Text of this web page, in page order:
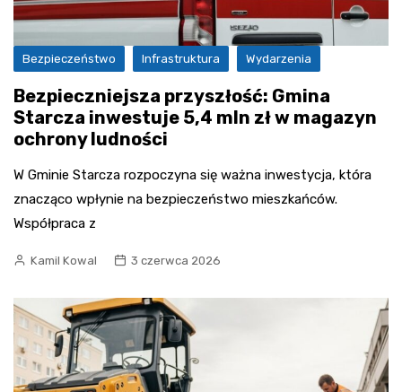
Bezpieczeństwo Infrastruktura Wydarzenia
Bezpieczniejsza przyszłość: Gmina
Starcza inwestuje 5,4 mln zł w magazyn
ochrony ludności
W Gminie Starcza rozpoczyna się ważna inwestycja, która
znacząco wpłynie na bezpieczeństwo mieszkańców.
Współpraca z
Kamil Kowal 3 czerwca 2026